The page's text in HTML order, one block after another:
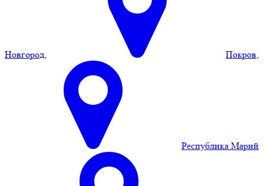
Новгород, Покров,
Республика Марий